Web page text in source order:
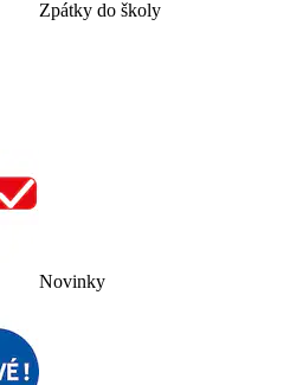
Zpátky do školy
Novinky